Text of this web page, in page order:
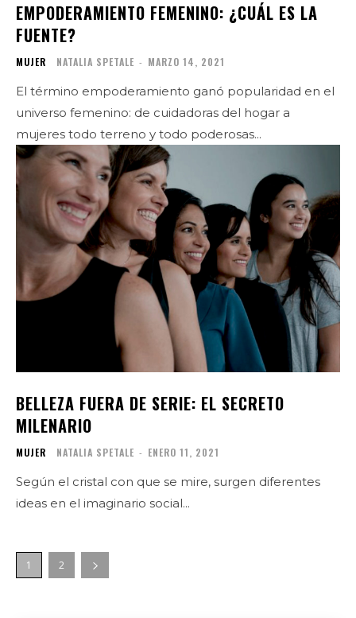
EMPODERAMIENTO FEMENINO: ¿CUÁL ES LA
FUENTE?
MUJER NATALIA SPETALE - MARZO 14, 2021
El término empoderamiento ganó popularidad en el
universo femenino: de cuidadoras del hogar a
mujeres todo terreno y todo poderosas...
BELLEZA FUERA DE SERIE: EL SECRETO
MILENARIO
MUJER NATALIA SPETALE - ENERO 11, 2021
Según el cristal con que se mire, surgen diferentes
ideas en el imaginario social...
1 2